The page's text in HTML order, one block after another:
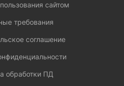
сайтом
требования
соглашение
обработки ПД